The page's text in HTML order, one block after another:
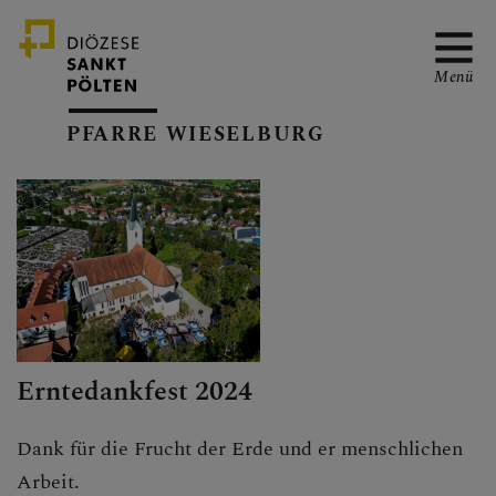
PFARRTEAM
SERVICE
PFARRE WIESELBURG
Menü
Erntedankfest 2024
Dank für die Frucht der Erde und er menschlichen
Arbeit.